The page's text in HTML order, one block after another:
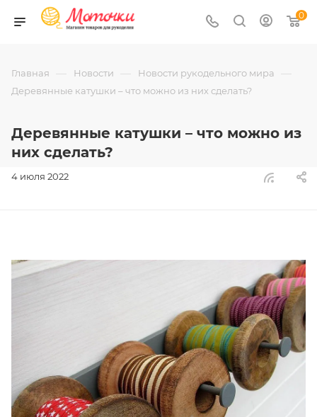
0
Главная — Новости — Новости рукодельного мира —
Деревянные катушки – что можно из них сделать?
Деревянные катушки – что можно из
них сделать?
4 июля 2022